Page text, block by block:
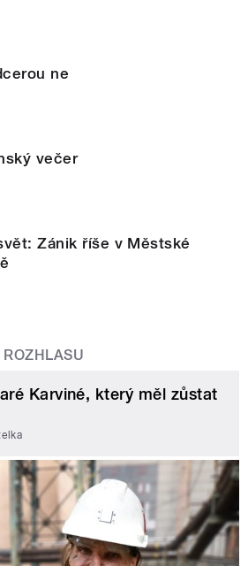
ne
večer
Zánik říše v Městské
Karviné, který měl zůstat